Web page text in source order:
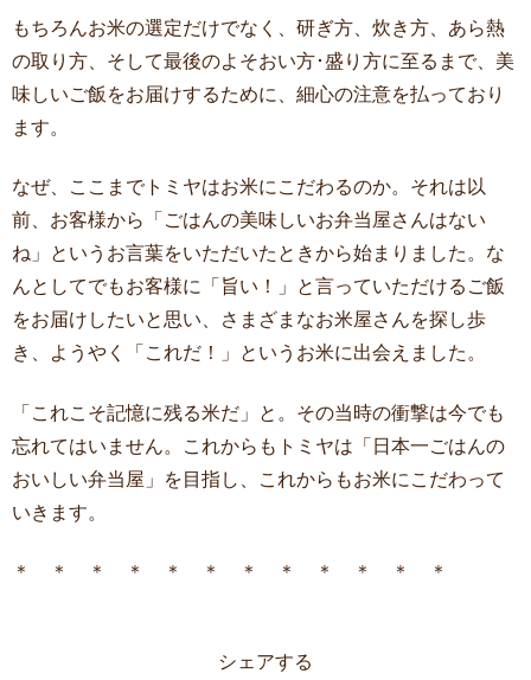
もちろんお米の選定だけでなく、研ぎ方、炊き方、あら熱
の取り方、そして最後のよそおい方･盛り方に至るまで、美
味しいご飯をお届けするために、細心の注意を払っており
ます。
なぜ、ここまでトミヤはお米にこだわるのか。それは以
前、お客様から「ごはんの美味しいお弁当屋さんはない
ね」というお言葉をいただいたときから始まりました。な
んとしてでもお客様に「旨い！」と言っていただけるご飯
をお届けしたいと思い、さまざまなお米屋さんを探し歩
き、ようやく「これだ！」というお米に出会えました。
「これこそ記憶に残る米だ」と。その当時の衝撃は今でも
忘れてはいません。これからもトミヤは「日本一ごはんの
おいしい弁当屋」を目指し、これからもお米にこだわって
いきます。
＊ ＊ ＊ ＊ ＊ ＊ ＊ ＊ ＊ ＊ ＊ ＊
シェアする